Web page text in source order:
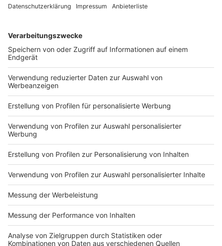
Die Anschaffung eines digitalen Stromzählers kostet
Stromverbrauch messen. Die steckt man direkt in die
Steckdose, schließt daran zum Beispiel die
Waschmaschine an und dann sieht man wieviel die
Waschmaschine konkret im Öko-Modus weniger. Auch
bei Kühlschränken lohnt sich das laut Sven Hansen - er
man grade alten Kühlschränken auf die Schliche
kommt, wenn die weniger effizient arbeiten. Man kann
sich dann mit einem oder zwei dieser Stecker dann
durch das Haus arbeiten. Nachteil: Es gibt in der Regel
keine App dafür und man muss umständlich selbst die
Zahlen notieren. Wer das nicht möchte, kann auf
sogenannte Stromzangen setzen, die aber auch
Nachteile mit sich bringen. Sie kann man nur vom
Elektriker installieren lassen und sie sind auch nicht
ganz so genau.
Autoren: Nina Tenhaef und David Müller